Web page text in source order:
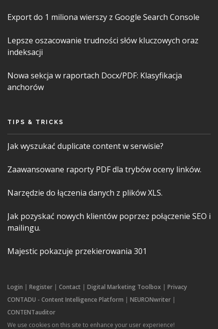
Export do 1 miliona wierszy z Google Search Console
Lepsze oszacowanie trudności słów kluczowych oraz
indeksacji
Nowa sekcja w raportach Docx/PDF: Klasyfikacja
anchorów
TIPS & TRICKS
Jak wyszukać duplicate content w serwisie?
Zaawansowane raporty PDF dla trybów oceny linków.
Narzędzie do łączenia danych z plików XLS.
Jak pozyskać nowych klientów poprzez połączenie SEO i
mailingu.
Majestic pokazuje przekierowania 301
Login | Register | Contact | Digital Marketing Toolbox | Privacy
CONTADU - Content Intelligence Platform | NEURONwriter |
CONTENTauditor
We use cookies on this site to enhance your user experience!